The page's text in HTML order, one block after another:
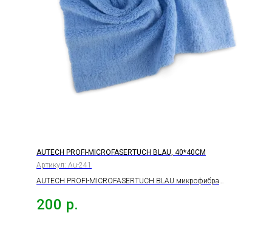
AUTECH PROFI-MICROFASERTUCH BLAU, 40*40СМ
Артикул: Au-241
AUTECH PROFI-MICROFASERTUCH BLAU микрофибра
200 р.